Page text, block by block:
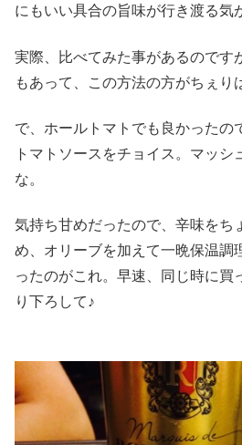
にもいい具合の旨味が行き渡る気
実際、比べてみた事があるのです
もあって、この方法の方がちぇり
で、ホールトマトでも良かったの
トマトソースをチョイス。マッ
な。
気持ち甘めだったので、辛味をち
め、オリーブを加えて一晩保温調
ったのがこれ。早速、同じ時に買
り下ろして♪